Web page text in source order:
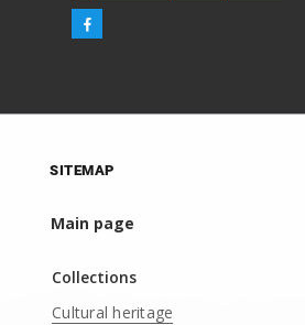
SITEMAP
Main page
Collections
Cultural heritage